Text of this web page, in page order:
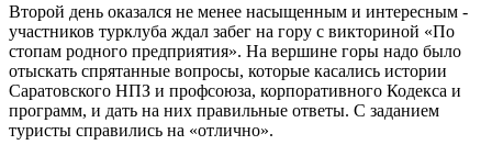
Второй день оказался не менее насыщенным и интересным -
участников турклуба ждал забег на гору с викториной «По
стопам родного предприятия». На вершине горы надо было
отыскать спрятанные вопросы, которые касались истории
Саратовского НПЗ и профсоюза, корпоративного Кодекса и
программ, и дать на них правильные ответы. С заданием
туристы справились на «отлично».